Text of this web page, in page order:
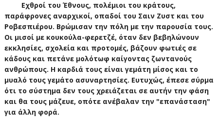
Εχθροί του Έθνους, πολέμιοι του κράτους,
παράφρονες αναρχικοί, οπαδοί του Σαιν Ζυστ και του
Ροβεσπιέρου. Βρώμισαν την πόλη με την παρουσία τους.
Οι μισοί με κουκούλα-φερετζέ, όταν δεν βεβηλώνουν
εκκλησίες, σχολεία και προτομές, βάζουν φωτιές σε
κάδους και πετάνε μολότωφ καίγοντας ζωντανούς
ανθρώπους. Η καρδιά τους είναι γεμάτη μίσος και το
μυαλό τους γεμάτο ασυναρτησίες. Ευτυχώς, έπεσε σύρμα
ότι το σύστημα δεν τους χρειάζεται σε αυτήν την φάση
και θα τους μάζευε, οπότε ανέβαλαν την "επανάσταση"
για άλλη φορά.